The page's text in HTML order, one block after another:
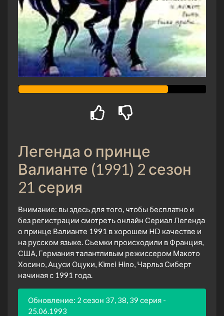
Легенда о принце
Валианте (1991) 2 сезон
21 серия
Внимание: вы здесь для того, чтобы бесплатно и
без регистрации смотреть онлайн Сериал Легенда
о принце Валианте 1991 в хорошем HD качестве и
на русском языке. Сьемки происходили в Франция,
США, Германия талантливым режиссером Макото
Хосино, Ацуси Оцуки, Kimei Hino, Чарльз Сиберт
начиная с 1991 года.
Обновление: 2 сезон 37, 38, 39 серия -
25.06.1993